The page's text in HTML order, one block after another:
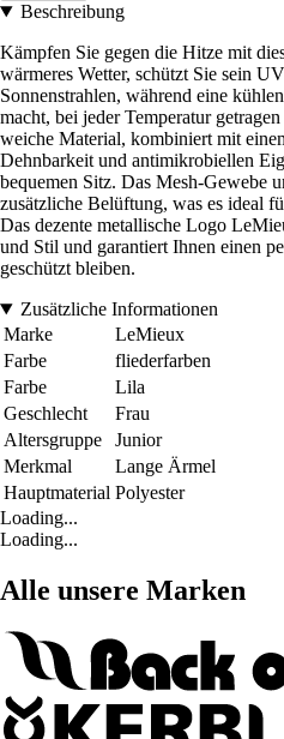
Beschreibung
Kämpfen Sie gegen die Hitze mit
wärmeres Wetter, schützt Sie sein
Sonnenstrahlen, während eine
macht, bei jeder Temperatur
weiche Material, kombiniert mit
Dehnbarkeit und antimikrobiellen
bequemen Sitz. Das Mesh-Gewebe
zusätzliche Belüftung, was es ideal
Das dezente metallische Logo
und Stil und garantiert Ihnen einen
geschützt bleiben.
Zusätzliche Informationen
Marke
LeMieux
Farbe
fliederfarben
Farbe
Lila
Geschlecht
Frau
Altersgruppe
Junior
Merkmal
Lange Ärmel
Hauptmaterial Polyester
Loading...
Loading...
Alle unsere Marken